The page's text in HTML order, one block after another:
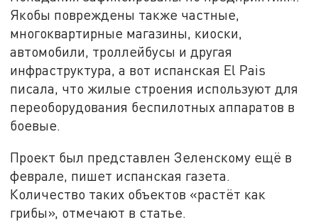
Якобы повреждены также частные,
многоквартирные магазины, киоски,
автомобили, троллейбусы и другая
инфраструктура, а вот испанская El Pais
писала, что жилые строения используют для
переоборудования беспилотных аппаратов в
боевые.
Проект был представлен Зеленскому ещё в
феврале, пишет испанская газета.
Количество таких объектов «растёт как
грибы», отмечают в статье.